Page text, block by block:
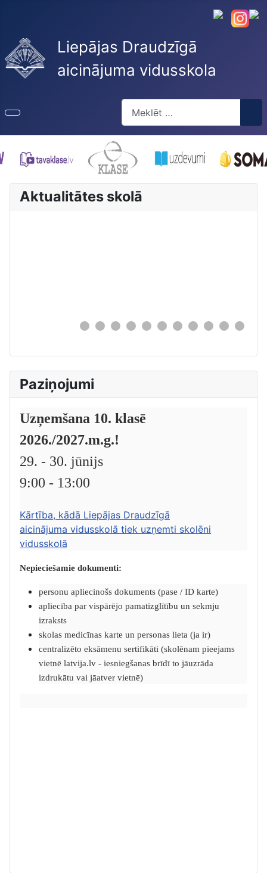
Liepājas Draudzīgā
aicinājuma vidusskola
Type 2 or more characters for
Aktualitātes skolā
Paziņojumi
Uzņemšana 10. klasē
2026./2027.m.g.!
29. - 30. jūnijs
9:00 - 13:00
Kārtība, kādā Liepājas Draudzīgā
aicinājuma vidusskolā tiek uzņemti skolēni
vidusskolā
Nepieciešamie dokumenti:
personu apliecinošs dokuments (pase / ID karte)
apliecība par vispārējo pamatizglītību un sekmju
izraksts
skolas medicīnas karte un personas lieta (ja ir)
centralizēto eksāmenu sertifikāti (skolēnam pieejams
vietnē latvija.lv - iesniegšanas brīdī to jāuzrāda
izdrukātu vai jāatver vietnē)